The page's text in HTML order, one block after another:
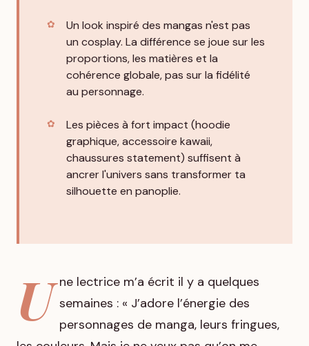
Un look inspiré des mangas n'est pas
un cosplay. La différence se joue sur les
proportions, les matières et la
cohérence globale, pas sur la fidélité
au personnage.
Les pièces à fort impact (hoodie
graphique, accessoire kawaii,
chaussures statement) suffisent à
ancrer l'univers sans transformer ta
silhouette en panoplie.
U ne lectrice m’a écrit il y a quelques
semaines : « J’adore l’énergie des
personnages de manga, leurs fringues,